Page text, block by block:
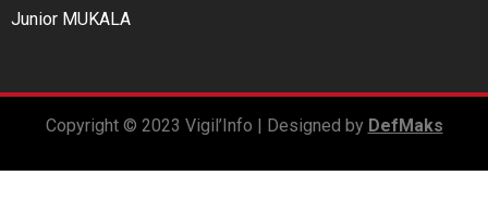
Junior MUKALA
Copyright © 2023 Vigil’Info | Designed by DefMaks